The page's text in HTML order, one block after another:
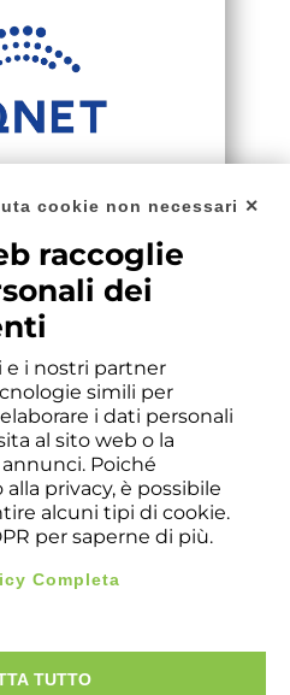
n°
050899-01
sedi Italia
& C. SpA - 10122 - Torino -
10122 - Torino. C.F. e P.IVA
cookie non necessari ✕
raccoglie
dei
e i nostri partner
simili per
i dati personali
al sito web o la
Poiché
privacy, è possibile
alcuni tipi di cookie.
per saperne di più.
Completa
TUTTO